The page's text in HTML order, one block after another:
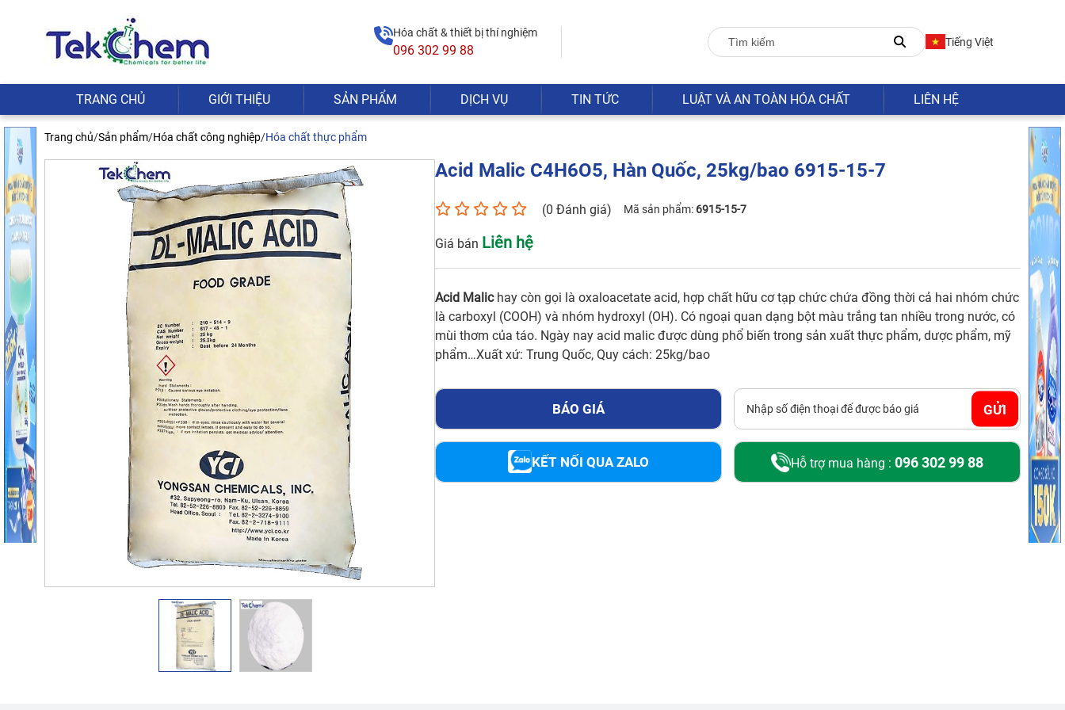
Hóa chất & thiết bị thí nghiệm
096 302 99 88
Tiếng Việt
TRANG CHỦ GIỚI THIỆU SẢN PHẨM
Hóa chất ngành xi mạ
Hóa chất bảo trì
Hóa chất nhiệt điện
Hóa chất tẩy rửa cáu cặn
Bơm công nghiệp
Vòng bi
Bột kim cương
Xử lý bề mặt
Các loại Acid và Bazo
Các loại muối
Hóa chất môi trường
Chất chỉ thị
Hidrocacbon
Dẫn xuất halogen
Ancol, Phenol, Ete
Andehit, Xeton
Hóa chất thí nghiệm Hàn Quốc
DỊCH VỤ TIN TỨC LUẬT VÀ AN TOÀN HÓA CHẤT LIÊN HỆ
Trang chủ/Sản phẩm/Hóa chất công nghiệp/Hóa chất thực phẩm
Acid Malic C4H6O5, Hàn Quốc, 25kg/bao 6915-15-7
(0 Đánh giá) Mã sản phẩm: 6915-15-7
Giá bán Liên hệ
Acid Malichay còn gọi là oxaloacetate acid, hợp chất hữu cơ tạp chức chứa đồng thời cả hai nhóm chức
là carboxyl (COOH) và nhóm hydroxyl (OH). Có ngoại quan dạng bột màu trắng tan nhiều trong nước, có
mùi thơm của táo. Ngày nay acid malic được dùng phổ biến trong sản xuất thực phẩm, dược phẩm, mỹ
phẩm…Xuất xứ: Trung Quốc, Quy cách: 25kg/bao
BÁO GIÁ GỬI
KẾT NỐI QUA ZALO Hỗ trợ mua hàng : 096 302 99 88